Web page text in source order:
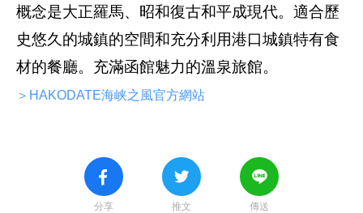
概念是大正羅馬、昭和復古和平成現代。適合歷
史悠久的城鎮的空間和充分利用港口城鎮特有食
材的餐廳。充滿函館魅力的溫泉旅館。
＞HAKODATE海峡之風官方網站
分享 推文 傳送